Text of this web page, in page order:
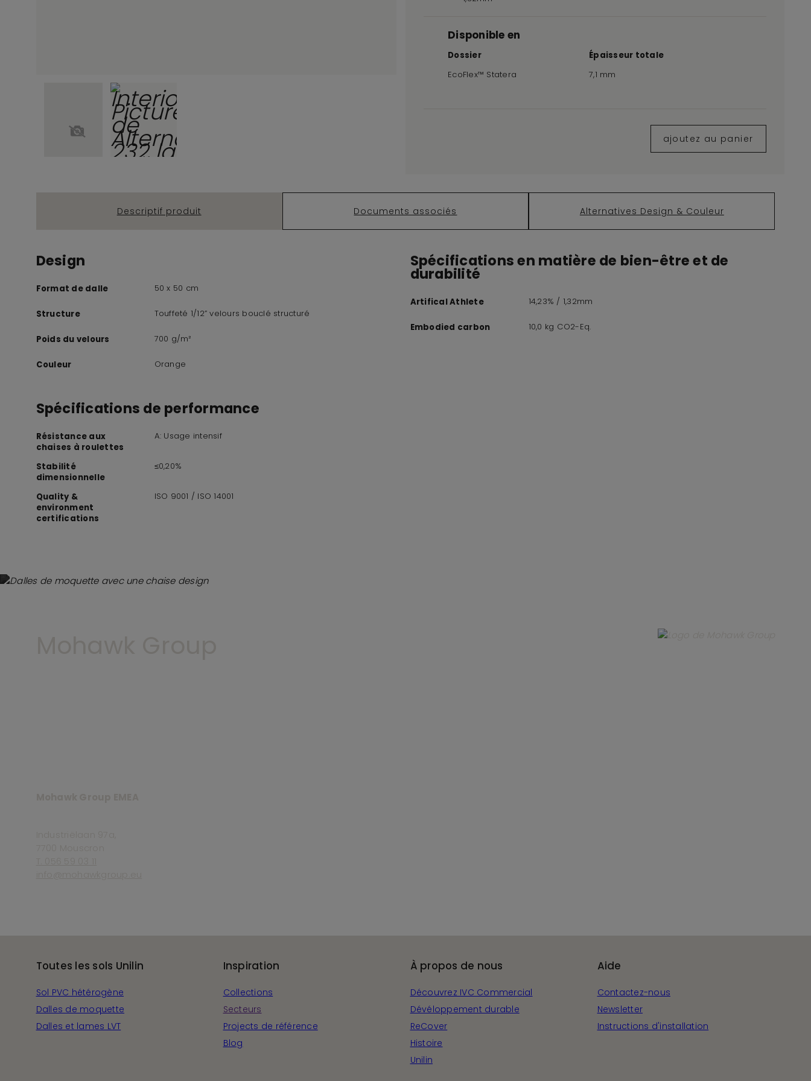
Disponible en
Dossier
Épaisseur totale
EcoFlex™ Statera
7,1 mm
ajoutez au panier
Descriptif produit Documents associés Alternatives Design & Couleur
Design
Format de dalle 50 x 50 cm
Structure Touffeté 1/12” velours bouclé structuré
Poids du velours 700 g/m²
Couleur Orange
Spécifications en matière de bien-être et de
durabilité
Artifical Athlete 14,23% / 1,32mm
Embodied carbon 10,0 kg CO2-Eq.
Spécifications de performance
Résistance aux
chaises à roulettes
A: Usage intensif
Stabilité
dimensionnelle
≤0,20%
Quality &
environment
certifications
ISO 9001 / ISO 14001
Toutes les sols Unilin
Sol PVC hétérogène
Dalles de moquette
Dalles et lames LVT
Inspiration
Collections
Secteurs
Projects de référence
Blog
À propos de nous
Découvrez IVC Commercial
Dévéloppement durable
ReCover
Histoire
Unilin
Aide
Contactez-nous
Newsletter
Instructions d'installation